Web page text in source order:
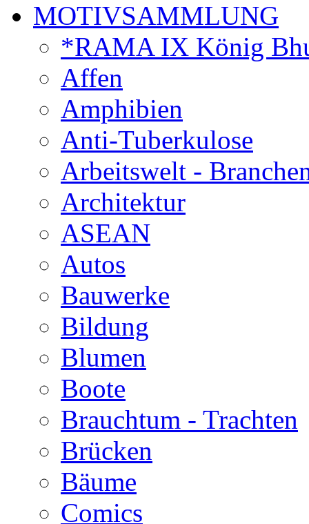
MOTIVSAMMLUNG
*RAMA IX König
Affen
Amphibien
Anti-Tuberkulose
Arbeitswelt -
Architektur
ASEAN
Autos
Bauwerke
Bildung
Blumen
Boote
Brauchtum - Trachten
Brücken
Bäume
Comics